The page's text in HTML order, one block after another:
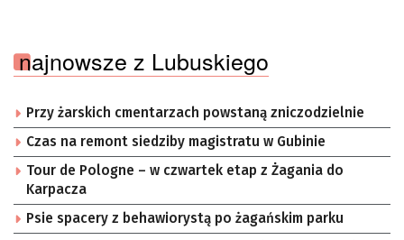
najnowsze z Lubuskiego
Przy żarskich cmentarzach powstaną zniczodzielnie
Czas na remont siedziby magistratu w Gubinie
Tour de Pologne – w czwartek etap z Żagania do
Karpacza
Psie spacery z behawiorystą po żagańskim parku